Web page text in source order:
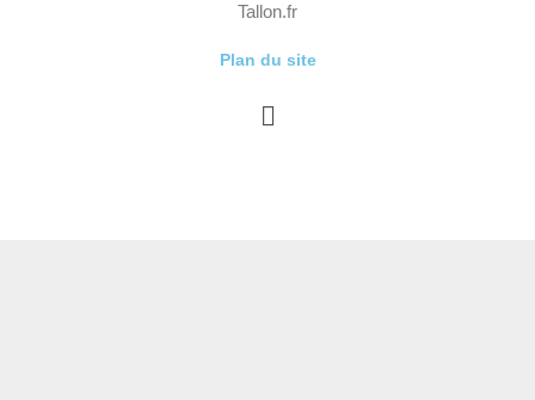
Tallon.fr
Plan du site